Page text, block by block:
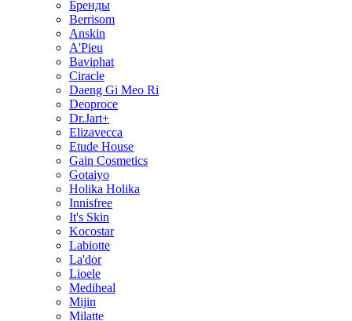
Бренды
Berrisom
Anskin
A'Pieu
Baviphat
Ciracle
Daeng Gi Meo Ri
Deoproce
Dr.Jart+
Elizavecca
Etude House
Gain Cosmetics
Gotaiyo
Holika Holika
Innisfree
It's Skin
Kocostar
Labiotte
La'dor
Lioele
Mediheal
Mijin
Milatte